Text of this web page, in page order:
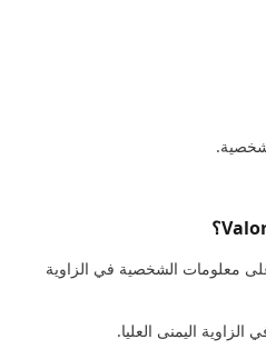
معلومات الشخصية في الزاوية